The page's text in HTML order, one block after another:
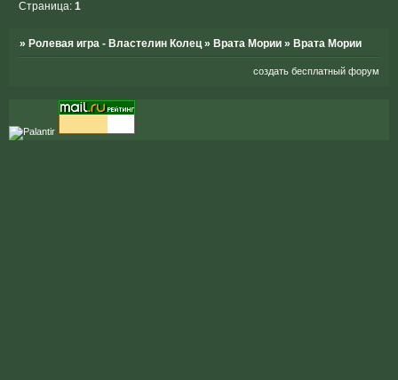
Страница:1
»Ролевая игра - Властелин Колец »Врата Мории »Врата Мории
создать бесплатный форум